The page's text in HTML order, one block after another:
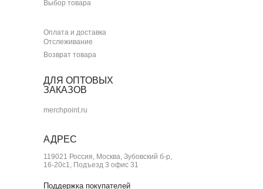
АДРЕС
Выбор товара
Оплата и доставка
Отслеживание
119021 Россия, Москва, Зубовский б-р,
16-20с1, Подъезд 3 офис 31
Поддержка покупателей
Возврат товара
ДЛЯ ОПТОВЫХ
ЗАКАЗОВ
merchpoint.ru